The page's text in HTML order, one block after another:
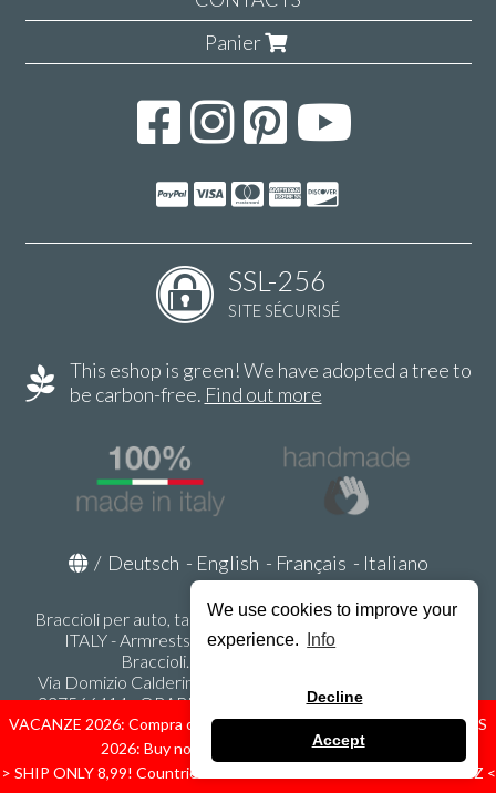
We use cookies to improve your
experience.
Info
Decline
Accept
VACANZE 2026: Compra ora spediremo dal 31 Agosto! — HOLIDAYS
2026: Buy now, we ship from August 31st!
> SHIP ONLY 8,99! Countries: IT - D - FR - A - NL - B - ES - PL - LU - CZ <
Panier
SSL-256
SITE SÉCURISÉ
This eshop is green! We have adopted a tree to
be carbon-free. Find out more
/ Deutsch - English - Français - Italiano
Braccioli per auto, tappeti auto, accessori auto MADE IN
ITALY - Armrests, Mittelarmlehnen, Accoundoirs -
Braccioli.it - P.Iva IT02178470353
Via Domizio Calderini 8 int. 1 - 37131 Verona (VR) - Italy -
337566414 - ORARI UFFICIO 9:00-12:00, 15:00-18:00,
LUNEDI' - VENERDI' - info@braccioli-italy-armrests.com
Ecommerce creato con
Scontrino.com